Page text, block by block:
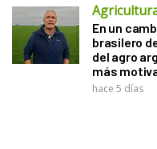
En un
brasilero
del agro
más
hace 5 días